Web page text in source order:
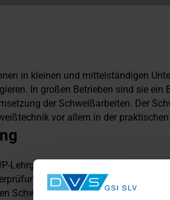
in kleinen und mittelständigen
In großen Betrieben sind sie
der Schweißarbeiten. Der
vor allem in der
Lehrgang gelten die folgenden
nach DIN EN ISO 9606,
Schweißprozesse, oder nach einer